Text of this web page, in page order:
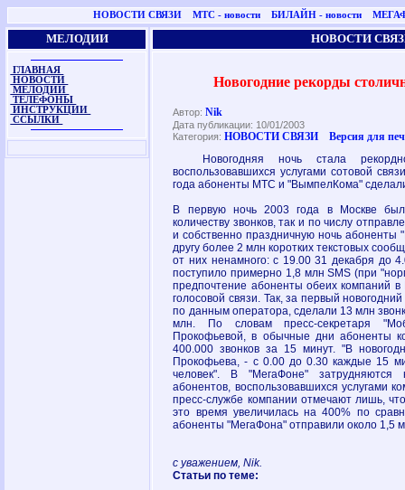
НОВОСТИ СВЯЗИ МТС - новости БИЛАЙН - новости
МЕЛОДИИ
ГЛАВНАЯ
НОВОСТИ
МЕЛОДИИ
ТЕЛЕФОНЫ
ИНСТРУКЦИИ
ССЫЛКИ
НОВОСТИ
Новогодние рекорды
Автор:Nik
Дата публикации: 10/01/2003
Категория:НОВОСТИ СВЯЗИ
Версия для
Новогодняя ночь стала
воспользовавшихся услугами сотовой
года абоненты МТС и "ВымпелКома"
В первую ночь 2003 года в Москве
количеству звонков, так и по числу
и собственно праздничную ночь абоненты
другу более 2 млн коротких текстовых
от них ненамного: с 19.00 31 декабря до
поступило примерно 1,8 млн SMS (при
предпочтение абоненты обеих компаний в
голосовой связи. Так, за первый
по данным оператора, сделали 13 млн
млн. По словам пресс-секретаря
Прокофьевой, в обычные дни абоненты
400.000 звонков за 15 минут. "В
Прокофьева, - с 0.00 до 0.30 каждые 15
человек". В "МегаФоне" затрудняются
абонентов, воспользовавшихся услугами
пресс-службе компании отмечают лишь,
это время увеличилась на 400% по
абоненты "МегаФона" отправили около 1,5
с уважением, Nik.
Статьи по теме: